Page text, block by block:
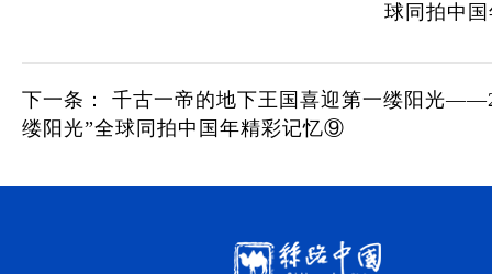
球同拍中
下一条：
千古一帝的地下王国喜迎第一缕阳光
缕阳光”全球同拍中国年精彩记忆⑨